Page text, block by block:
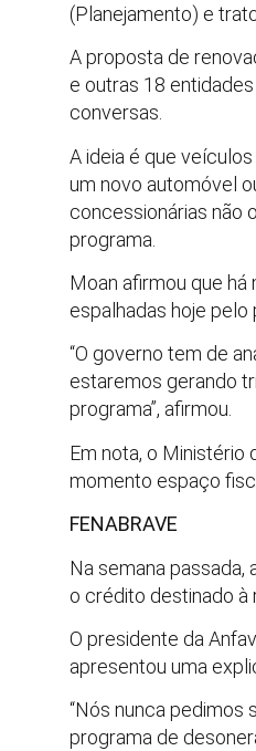
(Planejamento) e
A proposta de
e outras 18
conversas.
A ideia é que
um novo automóvel
concessionárias não
programa.
Moan afirmou que
espalhadas hoje pelo
“O governo tem de
estaremos gerando
programa”, afirmou.
Em nota, o Ministério
momento espaço
FENABRAVE
Na semana passada,
o crédito destinado à
O presidente da
apresentou uma
“Nós nunca pedimos
programa de